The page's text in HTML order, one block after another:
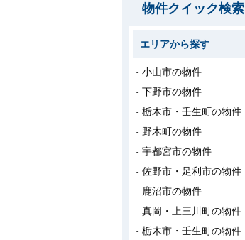
物件クイック検索
エリアから探す
小山市の物件
下野市の物件
栃木市・壬生町の物件
野木町の物件
宇都宮市の物件
佐野市・足利市の物件
鹿沼市の物件
真岡・上三川町の物件
栃木市・壬生町の物件